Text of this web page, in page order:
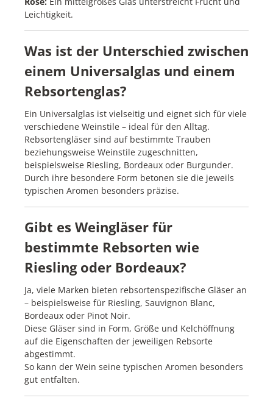
Leichtigkeit.
Was ist der Unterschied zwischen
einem Universalglas und einem
Rebsortenglas?
Ein Universalglas ist vielseitig und eignet sich für viele
verschiedene Weinstile – ideal für den Alltag.
Rebsortengläser sind auf bestimmte Trauben
beziehungsweise Weinstile zugeschnitten,
beispielsweise Riesling, Bordeaux oder Burgunder.
Durch ihre besondere Form betonen sie die jeweils
typischen Aromen besonders präzise.
Gibt es Weingläser für
bestimmte Rebsorten wie
Riesling oder Bordeaux?
Ja, viele Marken bieten rebsortenspezifische Gläser an
– beispielsweise für Riesling, Sauvignon Blanc,
Bordeaux oder Pinot Noir.
Diese Gläser sind in Form, Größe und Kelchöffnung
auf die Eigenschaften der jeweiligen Rebsorte
abgestimmt.
So kann der Wein seine typischen Aromen besonders
gut entfalten.